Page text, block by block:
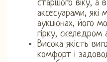
старшого віку, а
аксесуарами, які
аукціонах, його
гірку, скеледром
Висока якість
комфорт і